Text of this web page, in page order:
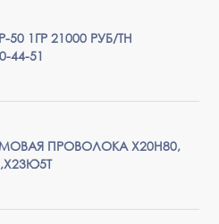
50 1ГР 21000 РУБ/ТН
44-51
ПРОВОЛОКА Х20Н80,